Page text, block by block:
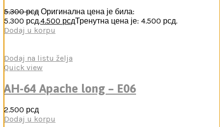
5.300рсд Оригинална цена је била:
5.300 рсд.4.500 рсдТренутна цена је: 4.500 рсд.
Dodaj u korpu
Dodaj na listu želja
Quick view
AH-64 Apache long – E06
2.500 рсд
Dodaj u korpu